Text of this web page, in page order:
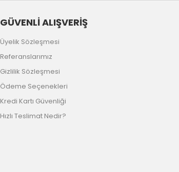
GÜVENLİ ALIŞVERİŞ
Üyelik Sözleşmesi
Referanslarımız
Gizlilik Sözleşmesi
Ödeme Seçenekleri
Kredi Kartı Güvenliği
Hızlı Teslimat Nedir?